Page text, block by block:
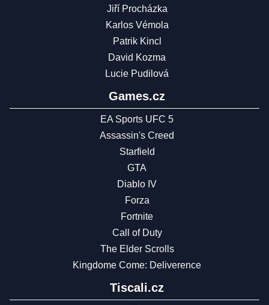
Jiří Procházka
Karlos Vémola
Patrik Kincl
David Kozma
Lucie Pudilová
Games.cz
EA Sports UFC 5
Assassin's Creed
Starfield
GTA
Diablo IV
Forza
Fortnite
Call of Duty
The Elder Scrolls
Kingdome Come: Deliverence
Tiscali.cz